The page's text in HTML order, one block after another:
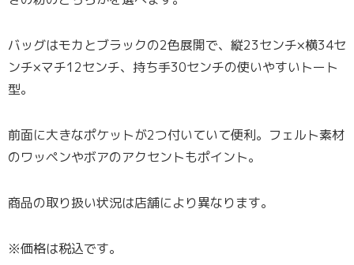
バッグはモカとブラックの2色展開で、縦23センチ×横34セ
ンチ×マチ12センチ、持ち手30センチの使いやすいトート
型。
前面に大きなポケットが2つ付いていて便利。フェルト素材
のワッペンやボアのアクセントもポイント。
商品の取り扱い状況は店舗により異なります。
※価格は税込です。